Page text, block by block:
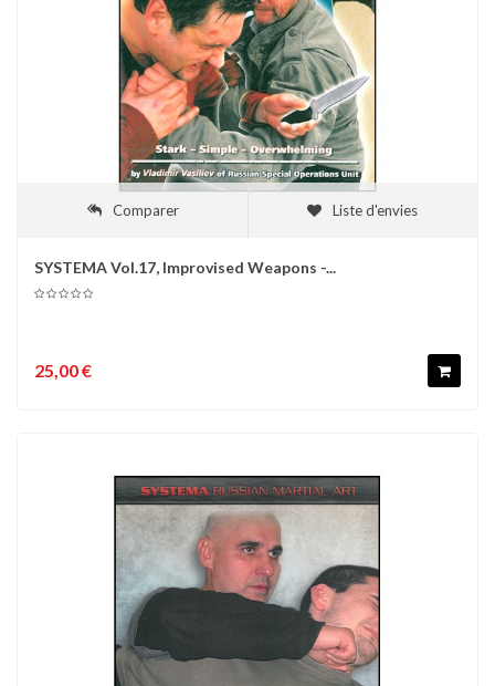
Comparer Liste d'envies
SYSTEMA Vol.17, Improvised Weapons -...
25,00 €